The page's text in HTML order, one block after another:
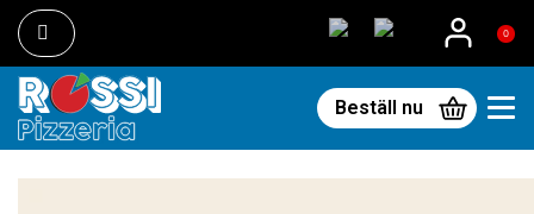
0
Beställ nu